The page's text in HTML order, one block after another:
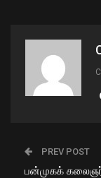
PREV POST
பன்முகக்